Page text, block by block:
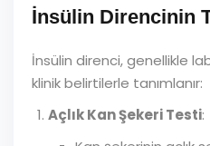
İnsülin Direncinin
İnsülin direnci, genellikle
klinik belirtilerle tanımlanır:
Açlık Kan Şekeri Testi: